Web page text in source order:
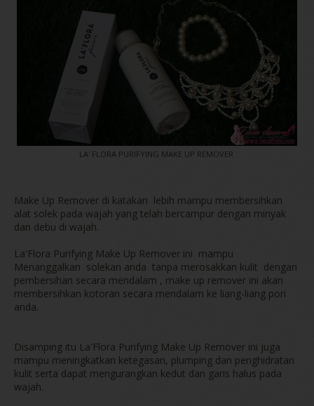
LA' FLORA PURIFYING MAKE UP REMOVER
Make Up Remover di katakan lebih mampu membersihkan
alat solek pada wajah yang telah bercampur dengan minyak
dan debu di wajah.
La'Flora Purifying Make Up Remover ini mampu
Menanggalkan solekan anda tanpa merosakkan kulit dengan
pembersihan secara mendalam , make up remover ini akan
membersihkan kotoran secara mendalam ke liang-liang pori
anda.
Disamping itu La'Flora Purifying Make Up Remover ini juga
mampu meningkatkan ketegasan, plumping dan penghidratan
kulit serta dapat mengurangkan kedut dan garis halus pada
wajah.